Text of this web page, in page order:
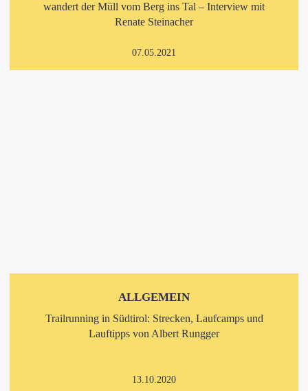
wandert der Müll vom Berg ins Tal – Interview mit
Renate Steinacher
07.05.2021
ALLGEMEIN
Trailrunning in Südtirol: Strecken, Laufcamps und
Lauftipps von Albert Rungger
13.10.2020